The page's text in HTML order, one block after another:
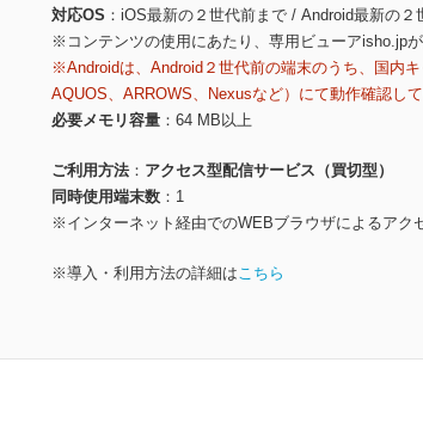
対応OS
iOS最新の２世代前まで / Android最新の２
※コンテンツの使用にあたり、専用ビューアisho.jp
※Androidは、Android２世代前の端末のうち、国内
AQUOS、ARROWS、Nexusなど）にて動作確認し
必要メモリ容量
64 MB以上
ご利用方法
アクセス型配信サービス（買切型）
同時使用端末数
1
※インターネット経由でのWEBブラウザによるアク
※導入・利用方法の詳細はこちら